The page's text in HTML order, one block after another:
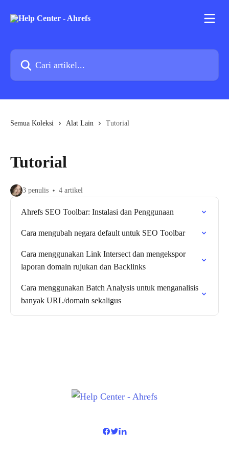
Cari artikel...
Semua Koleksi Alat Lain Tutorial
Tutorial
3 penulis 4 artikel
Ahrefs SEO Toolbar: Instalasi dan Penggunaan
Cara mengubah negara default untuk SEO Toolbar
Cara menggunakan Link Intersect dan mengekspor
laporan domain rujukan dan Backlinks
Cara menggunakan Batch Analysis untuk menganalisis
banyak URL/domain sekaligus